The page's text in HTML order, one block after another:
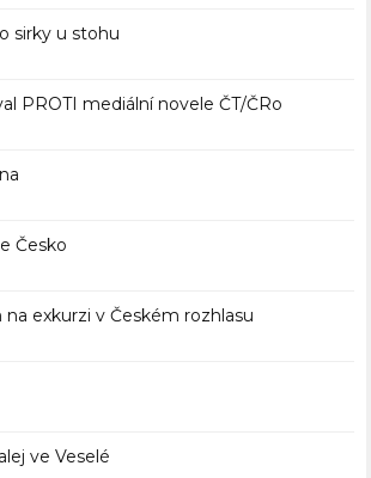
sirky u stohu
PROTI mediální novele ČT/ČRo
Česko
exkurzi v Českém rozhlasu
ve Veselé